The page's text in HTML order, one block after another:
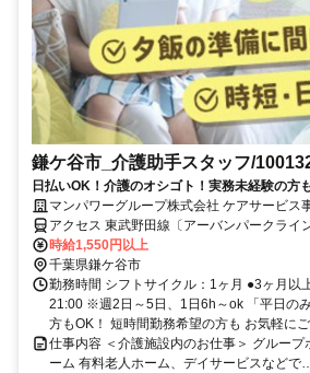
鎌ケ谷市_介護助手スタッフ/
日払いOK！介護のオシゴト！実務未経験の方
WEB・電話登録OK】
マンパワーグループ株式会社 ケアサービス
アクセス 東武野田線〔アーバンパークライ
分、京成松戸線 初富徒歩約20分、京成松戸
バイク通勤OK（派遣先による）
時給1,550円以上
千葉県鎌ケ谷市
勤務時間 シフトサイクル：1ヶ月 ●3ヶ月以
21:00 ※週2日～5日、1日6h～ok 「平日の
方もOK！ 短時間勤務希望の方も お気軽に
仕事内容 ＜介護施設内のお仕事＞ グルー
ーム 有料老人ホーム、デイサービスなどで